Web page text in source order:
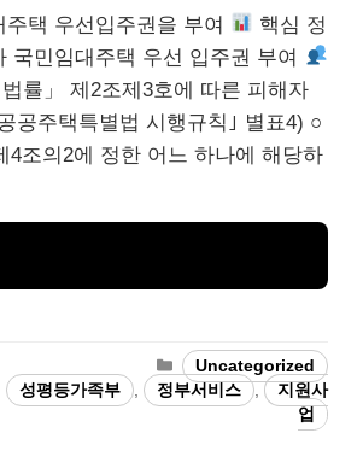
택 우선입주권을 부여
핵심 정
국민임대주택 우선 입주권 부여
률」 제2조제3호에 따른 피해자
공주택특별법 시행규칙｣ 별표4) ○
조의2에 정한 어느 하나에 해당하
Categories
Uncategorized
성평등가족부 정부서비스
지원사
업